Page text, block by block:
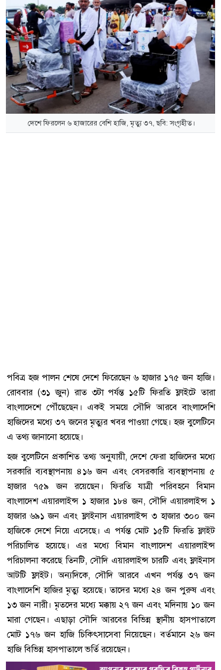
দেশে ফিরলেন ৬ হাজারের বেশি হাজি, মৃত্যু ৩৭, ছবি: সংগৃহীত।
পবিত্র হজ পালন শেষে দেশে ফিরেছেন ৬ হাজার ১৭৫ জন হাজি।
রোববার (৩১ জুন) রাত ৩টা পর্যন্ত ১৫টি ফিরতি ফ্লাইটে তারা
বাংলাদেশে পৌঁছেছেন। একই সময়ে সৌদি আরবে বাংলাদেশি
হাজিদের মধ্যে ৩৭ জনের মৃত্যুর খবর পাওয়া গেছে। হজ বুলেটিনে
এ তথ্য জানানো হয়েছে।
হজ বুলেটিনে প্রকাশিত তথ্য অনুযায়ী, দেশে ফেরা হাজিদের মধ্যে
সরকারি ব্যবস্থাপনায় ৪১৬ জন এবং বেসরকারি ব্যবস্থাপনায় ৫
হাজার ৭৫৯ জন রয়েছেন। ফিরতি যাত্রী পরিবহনে বিমান
বাংলাদেশ এয়ারলাইন্স ১ হাজার ১৮৪ জন, সৌদি এয়ারলাইন্স ১
হাজার ৬৯১ জন এবং ফ্লাইনাস এয়ারলাইন্স ৩ হাজার ৩০০ জন
হাজিকে দেশে নিয়ে এসেছে। এ পর্যন্ত মোট ১৫টি ফিরতি ফ্লাইট
পরিচালিত হয়েছে। এর মধ্যে বিমান বাংলাদেশ এয়ারলাইন্স
পরিচালনা করেছে তিনটি, সৌদি এয়ারলাইন্স চারটি এবং ফ্লাইনাস
আটটি ফ্লাইট। অন্যদিকে, সৌদি আরবে এখন পর্যন্ত ৩৭ জন
বাংলাদেশি হাজির মৃত্যু হয়েছে। তাদের মধ্যে ২৪ জন পুরুষ এবং
১৩ জন নারী। মৃতদের মধ্যে মক্কায় ২৭ জন এবং মদিনায় ১০ জন
মারা গেছেন। এছাড়া সৌদি আরবের বিভিন্ন স্থানীয় হাসপাতালে
মোট ১৭৬ জন হাজি চিকিৎসাসেবা নিয়েছেন। বর্তমানে ২৬ জন
হাজি বিভিন্ন হাসপাতালে ভর্তি রয়েছেন।